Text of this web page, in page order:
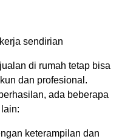
sendirian
di rumah tetap bisa
dan profesional.
ada beberapa
keterampilan dan